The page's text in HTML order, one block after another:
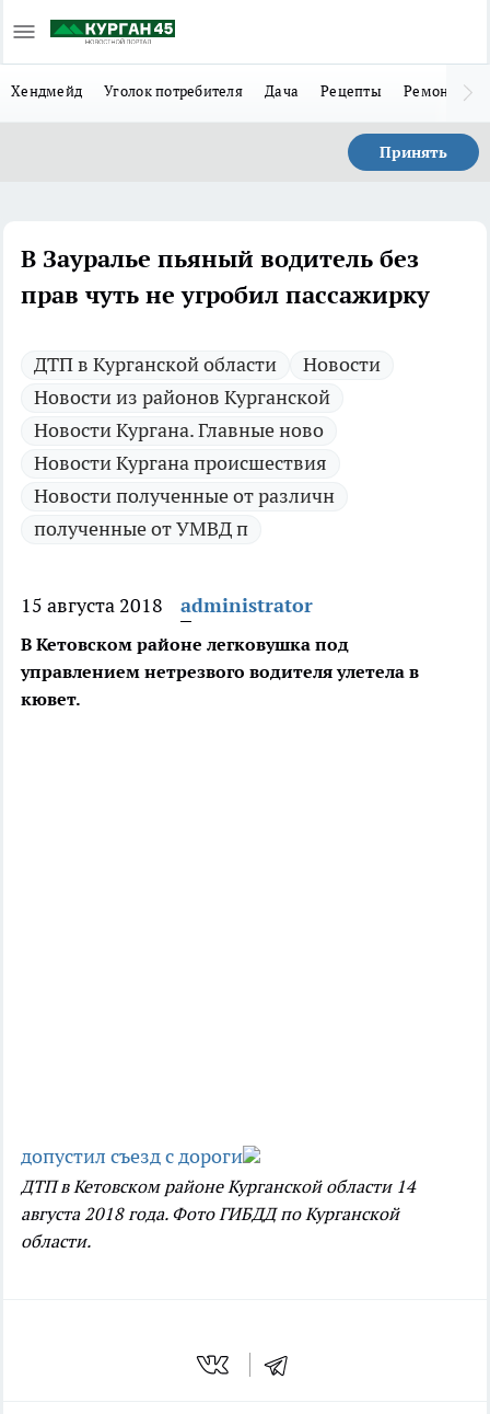
Хендмейд Уголок потребителя Дача Рецепты Ремонт
Принять
В Зауралье пьяный водитель без
прав чуть не угробил пассажирку
ДТП в Курганской области
Новости
Новости из районов Курганской
Новости Кургана. Главные ново
Новости Кургана происшествия
Новости полученные от различн
полученные от УМВД п
15 августа 2018 administrator
В Кетовском районе легковушка под
управлением нетрезвого водителя улетела в
кювет.
допустил съезд с дороги
ДТП в Кетовском районе Курганской области 14
августа 2018 года. Фото ГИБДД по Курганской
области.